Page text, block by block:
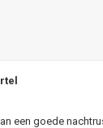
een goede